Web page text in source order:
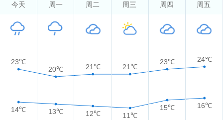
今天 周一 周二 周三 周四 周五
23℃
20℃
21℃ 21℃
23℃ 24℃
14℃ 13℃ 12℃ 11℃
15℃ 16℃